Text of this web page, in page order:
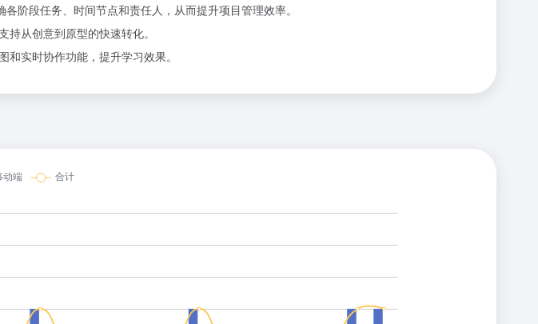
阶段任务、时间节点和责任人，从而提升项目管理效率。
从创意到原型的快速转化。
实时协作功能，提升学习效果。